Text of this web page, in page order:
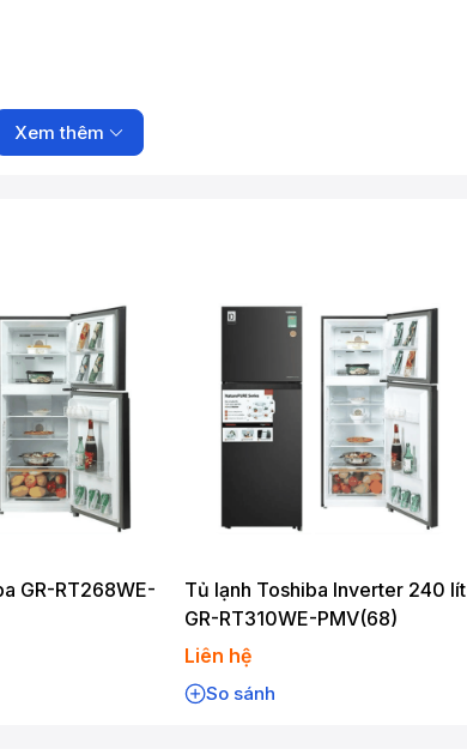
bếp.
củ quả tươi ngon.
Origin Fresh giữ rau củ tươi.
lấy nước ngoài.
Xem thêm
GR-RT268WE-
Tủ lạnh Toshiba Inverter 240 lít
GR-RT310WE-PMV(68)
Liên hệ
So sánh